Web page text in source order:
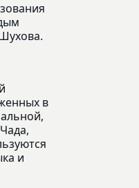
в
и